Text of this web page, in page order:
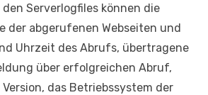
Serverlogfiles können die
der abgerufenen Webseiten und
Uhrzeit des Abrufs, übertragene
über erfolgreichen Abruf,
das Betriebssystem der